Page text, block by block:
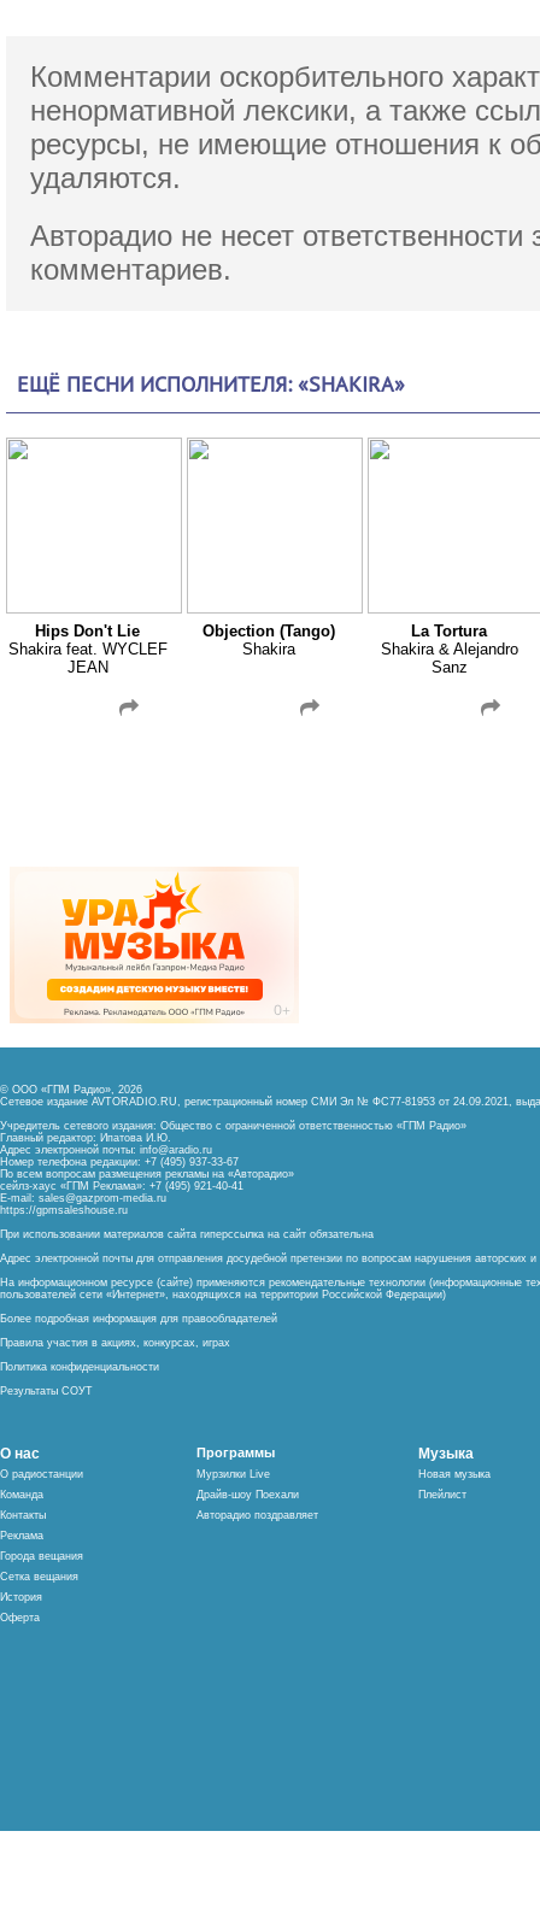
Комментарии оскорбительного
ненормативной лексики, а также
ресурсы, не имеющие отношения к
удаляются.
Авторадио не несет ответственности
комментариев.
ЕЩЁ ПЕСНИ ИСПОЛНИТЕЛЯ: «SHAKIRA»
Hips Don't Lie
Shakira feat. WYCLEF
JEAN
Objection (Tango)
Shakira
La Tortura
Shakira & Alejandro
Sanz
© ООО «ГПМ Радио», 2026
Сетевое издание AVTORADIO.RU, регистрационный номер СМИ Эл № ФС77-81953 от 24.09.2021,
Учредитель сетевого издания: Общество с ограниченной ответственностью «ГПМ Радио»
Главный редактор: Ипатова И.Ю.
Адрес электронной почты: info@aradio.ru
Номер телефона редакции: +7 (495) 937-33-67
По всем вопросам размещения рекламы на «Авторадио»
сейлз-хаус «ГПМ Реклама»: +7 (495) 921-40-41
E-mail: sales@gazprom-media.ru
https://gpmsaleshouse.ru
При использовании материалов сайта гиперссылка на сайт обязательна
Адрес электронной почты для отправления досудебной претензии по вопросам нарушения авторских
На информационном ресурсе (сайте) применяются рекомендательные технологии (информационные
пользователей сети «Интернет», находящихся на территории Российской Федерации)
Более подробная информация для правообладателей
Правила участия в акциях, конкурсах, играх
Политика конфиденциальности
Результаты СОУТ
О нас
О радиостанции
Команда
Контакты
Реклама
Города вещания
Сетка вещания
История
Оферта
Программы
Мурзилки Live
Драйв-шоу Поехали
Авторадио поздравляет
Музыка
Новая музыка
Плейлист